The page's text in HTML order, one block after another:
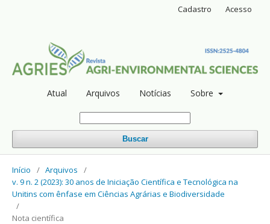
Atual Arquivos Notícias Sobre
Buscar
Cadastro Acesso
Início / Arquivos
/
v. 9 n. 2 (2023): 30 anos de Iniciação Científica e Tecnológica na
Unitins com ênfase em Ciências Agrárias e Biodiversidade
/
Nota científica